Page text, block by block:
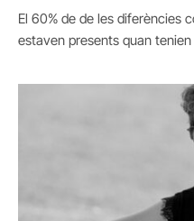
El 60% de de les diferències
estaven presents quan